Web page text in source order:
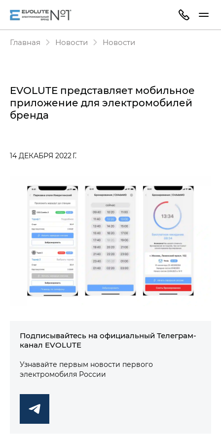
Главная Новости Новости
EVOLUTE представляет мобильное
приложение для электромобилей
бренда
14 ДЕКАБРЯ 2022 Г.
Подписывайтесь на официальный Телеграм-
канал EVOLUTE
Узнавайте первым новости первого
электромобиля России